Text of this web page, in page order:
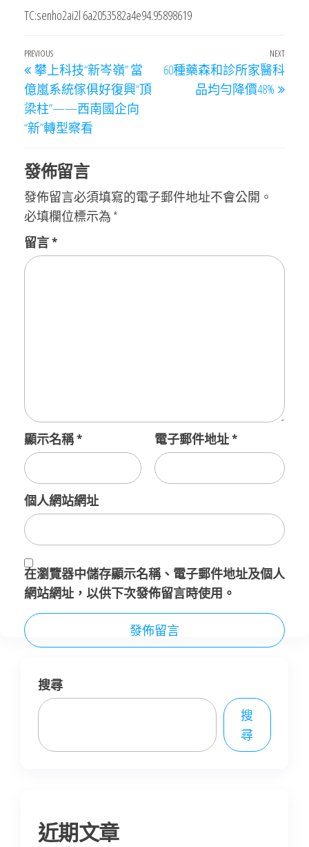
TC:senho2ai2l 6a2053582a4e94.95898619
文
章
導
覽
Previous
Post
PREVIOUS
攀上科技“新岑嶺” 當
億嵐系統傢俱好復興“頂
梁柱”——西南國企向
“新”轉型察看
Next
Post
NEXT
60種藥森和診所家醫科
品均勻降價48%
發佈留言
發佈留言必須填寫的電子郵件地址不會公開。
必填欄位標示為 *
留言*
顯示名稱* 電子郵件地址*
個人網站網址
在瀏覽器中儲存顯示名稱、電子郵件地址及個人
網站網址，以供下次發佈留言時使用。
搜尋
搜
尋
近期文章